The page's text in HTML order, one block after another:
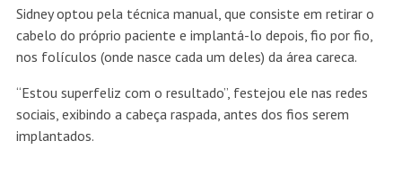
Sidney optou pela técnica manual, que consiste em retirar o
cabelo do próprio paciente e implantá-lo depois, fio por fio,
nos folículos (onde nasce cada um deles) da área careca.
“Estou superfeliz com o resultado”, festejou ele nas redes
sociais, exibindo a cabeça raspada, antes dos fios serem
implantados.